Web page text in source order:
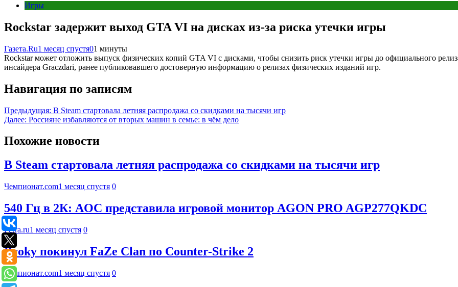
Игры
Rockstar задержит выход GTA VI на дисках из-за риска утечки игры
Газета.Ru1 месяц спустя01 минуты
Rockstar может отложить выпуск физических копий GTA VI с дисками, чтобы снизить риск утечки игры до официального
инсайдера Graczdari, ранее публиковавшего достоверную информацию о релизах физических изданий игр.
Навигация по записям
Предыдущая: В Steam стартовала летняя распродажа со скидками на тысячи игр
Далее: Россияне избавляются от вторых машин в семье: в чём дело
Похожие новости
В Steam стартовала летняя распродажа со скидками на тысячи игр
Чемпионат.com1 месяц спустя 0
540 Гц в 2К: AOC представила игровой монитор AGON PRO AGP277QKDC
Ferra.ru1 месяц спустя 0
Broky покинул FaZe Clan по Counter-Strike 2
Чемпионат.com1 месяц спустя 0